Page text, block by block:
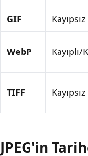
GIF Kayıpsız
WebP Kayıplı/
TIFF Kayıpsız
JPEG'in